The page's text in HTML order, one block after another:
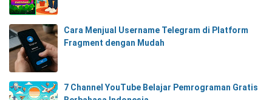
Cara Menjual Username Telegram di Platform
Fragment dengan Mudah
7 Channel YouTube Belajar Pemrograman Gratis